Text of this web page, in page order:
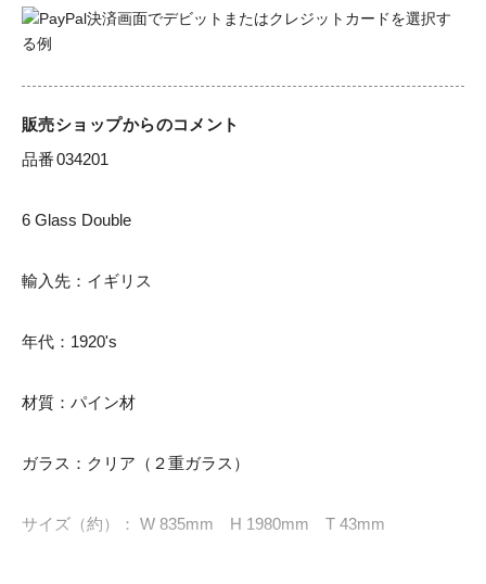
販売ショップからのコメント
品番	034201
6 Glass Double
輸入先：イギリス
年代：1920's
材質：パイン材
ガラス：クリア（２重ガラス）
サイズ（約）： W 835mm　H 1980mm　T 43mm